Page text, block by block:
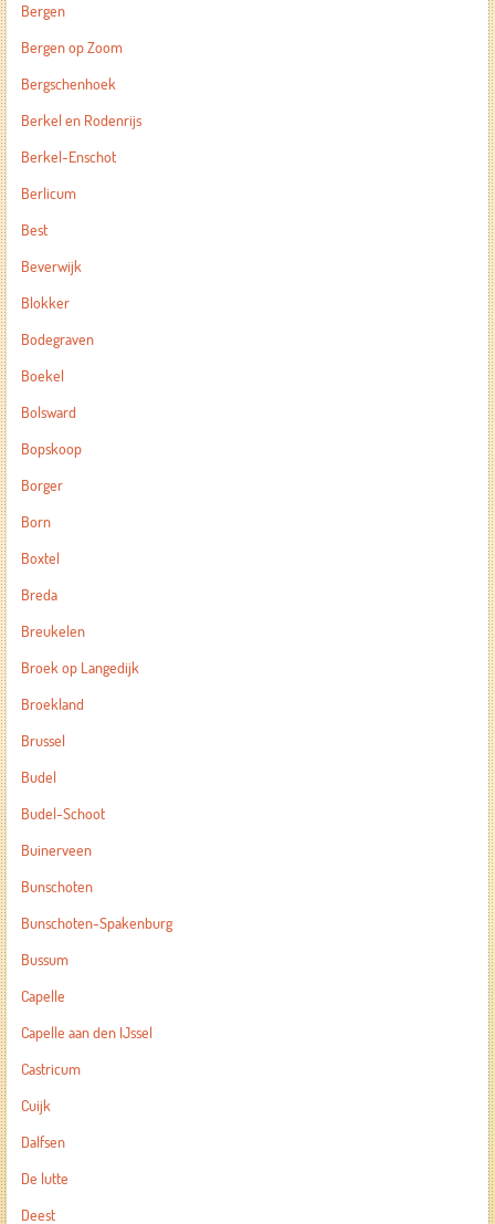
Bergen
Bergen op Zoom
Bergschenhoek
Berkel en Rodenrijs
Berkel-Enschot
Berlicum
Best
Beverwijk
Blokker
Bodegraven
Boekel
Bolsward
Bopskoop
Borger
Born
Boxtel
Breda
Breukelen
Broek op Langedijk
Broekland
Brussel
Budel
Budel-Schoot
Buinerveen
Bunschoten
Bunschoten-Spakenburg
Bussum
Capelle
Capelle aan den IJssel
Castricum
Cuijk
Dalfsen
De lutte
Deest